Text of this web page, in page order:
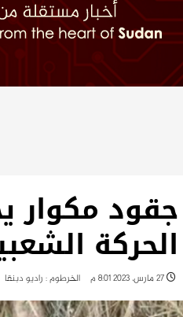
جقود
الحركة
27 مارس، 2023 8:01 م الخرطوم : راديو دبنقا